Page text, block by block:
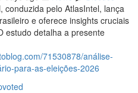
conduzida pelo AtlasIntel, lança
e oferece insights cruciais
estudo detalha a presente
71530878/análise-
para-as-eleições-2026